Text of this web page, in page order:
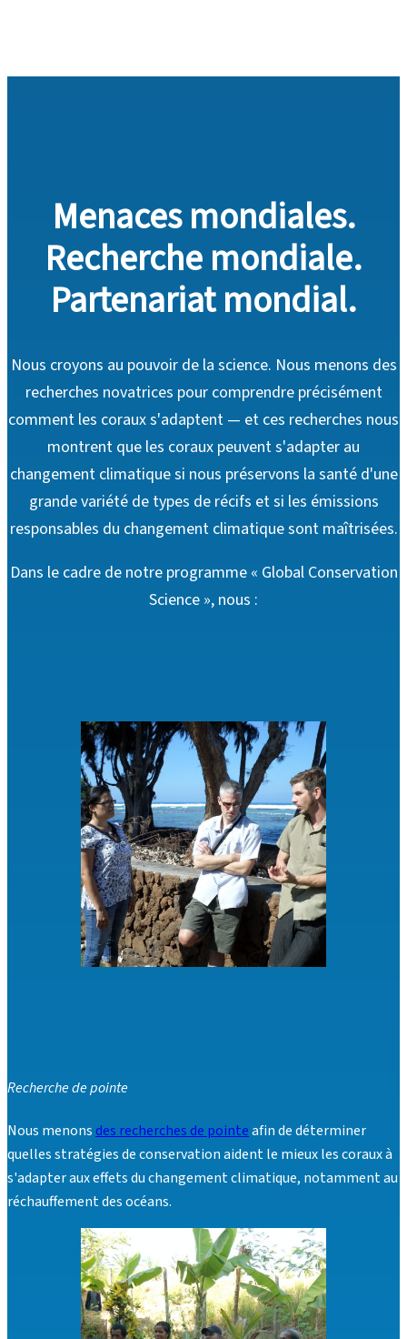
Menaces mondiales.
Recherche mondiale.
Partenariat mondial.
Nous croyons au pouvoir de la science. Nous menons des
recherches novatrices pour comprendre précisément
comment les coraux s'adaptent — et ces recherches nous
montrent que les coraux peuvent s'adapter au
changement climatique si nous préservons la santé d'une
grande variété de types de récifs et si les émissions
responsables du changement climatique sont maîtrisées.
Dans le cadre de notre programme « Global Conservation
Science », nous :
Recherche de pointe
Nous menonsdes recherches de pointeafin de déterminer
quelles stratégies de conservation aident le mieux les coraux à
s'adapter aux effets du changement climatique, notamment au
réchauffement des océans.